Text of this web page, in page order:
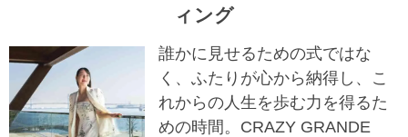
ィング
誰かに見せるための式ではな
く、ふたりが心から納得し、こ
れからの人生を歩む力を得るた
めの時間。CRAZY GRANDE